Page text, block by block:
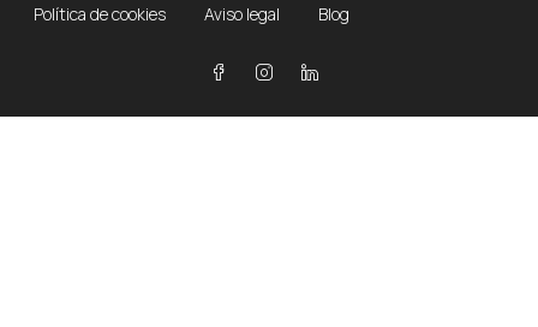
Política de cookies Aviso legal Blog